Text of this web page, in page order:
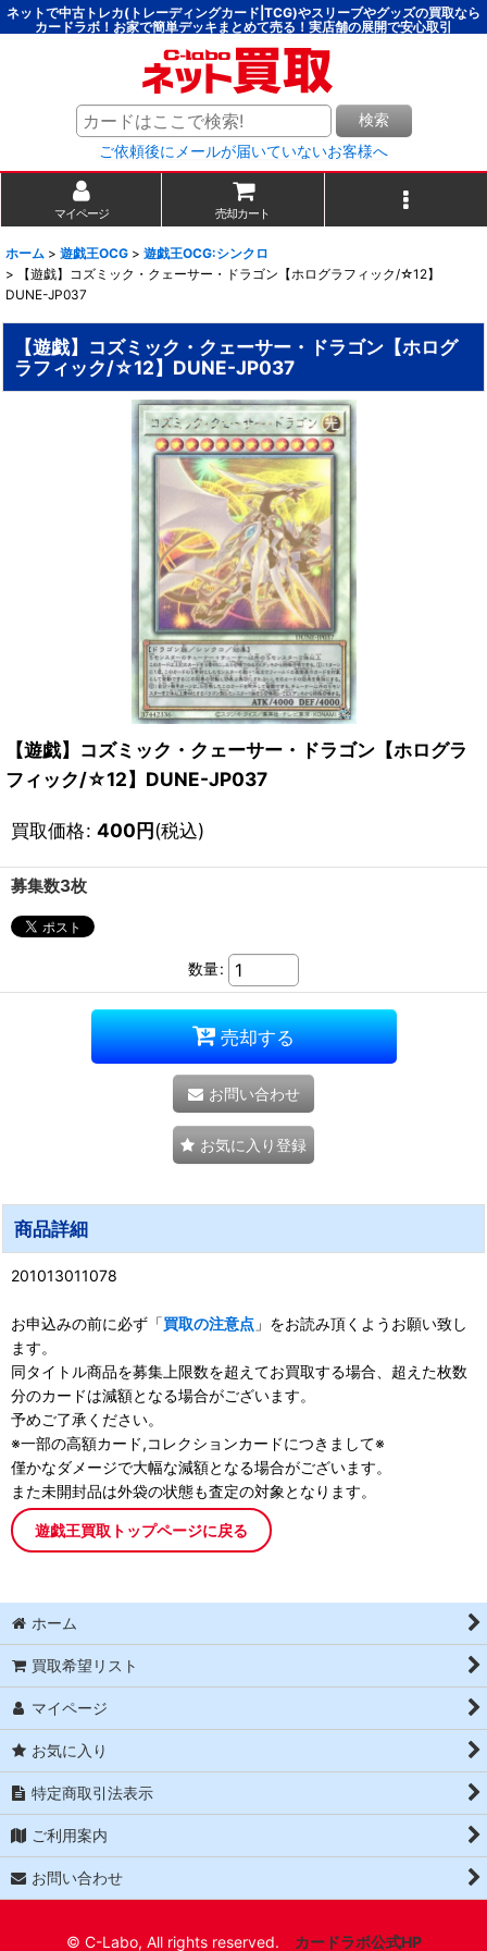
ネットで中古トレカ(トレーディングカード|TCG)やスリーブやグッズの買取なら
カードラボ！お家で簡単デッキまとめて売る！実店舗の展開で安心取引
検索
ご依頼後にメールが届いていないお客様へ
マイページ 売却カート
ホーム > 遊戯王OCG > 遊戯王OCG:シンクロ
>
【遊戯】コズミック・クェーサー・ドラゴン【ホログラフィック/☆12】
DUNE-JP037
【遊戯】コズミック・クェーサー・ドラゴン【ホログ
ラフィック/☆12】DUNE-JP037
【遊戯】コズミック・クェーサー・ドラゴン【ホログラ
フィック/☆12】DUNE-JP037
買取価格: 400円(税込)
募集数3枚
数量:
売却する
お問い合わせ
お気に入り登録
商品詳細
201013011078
お申込みの前に必ず「買取の注意点 」をお読み頂くようお願い致し
ます。
同タイトル商品を募集上限数を超えてお買取する場合、超えた枚数
分のカードは減額となる場合がございます。
予めご了承ください。
※一部の高額カード,コレクションカードにつきまして※
僅かなダメージで大幅な減額となる場合がございます。
また未開封品は外袋の状態も査定の対象となります。
遊戯王買取トップページに戻る
ホーム
買取希望リスト
マイページ
お気に入り
特定商取引法表示
ご利用案内
お問い合わせ
© C-Labo, All rights reserved. カードラボ公式HP